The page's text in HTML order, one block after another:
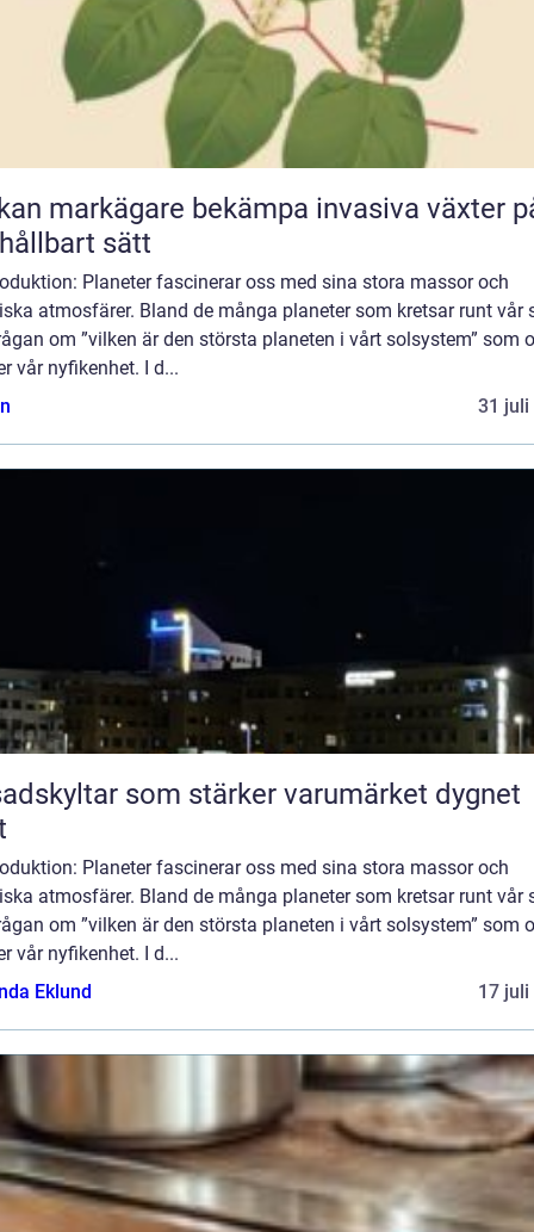
markägare bekämpa invasiva växter
sätt
Planeter fascinerar oss med sina stora massor och
atmosfärer. Bland de många planeter som kretsar runt vår
om ”vilken är den största planeten i vårt solsystem” som
vår nyfikenhet. I d...
31 juli
som stärker varumärket dygnet
Planeter fascinerar oss med sina stora massor och
atmosfärer. Bland de många planeter som kretsar runt vår
om ”vilken är den största planeten i vårt solsystem” som
vår nyfikenhet. I d...
Eklund
17 juli